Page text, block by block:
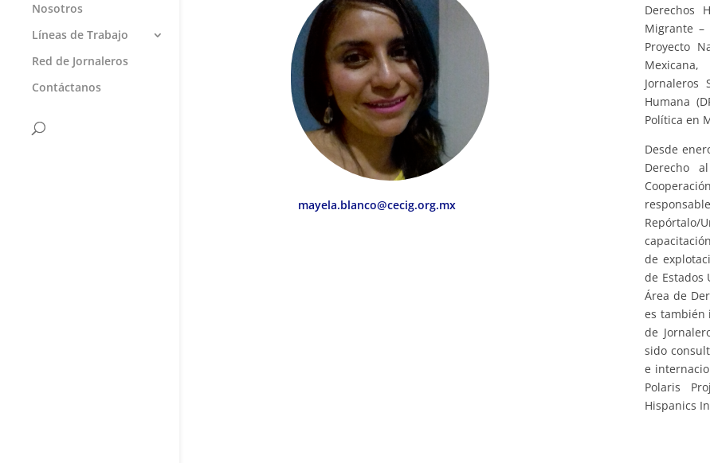
Nosotros
Líneas de Trabajo
Red de Jornaleros
Contáctanos
mayela.blanco@cecig.org.mx
Derechos
Migrante –
Proyecto
Jornaleros
Humana
Política en
Desde
Derecho
Repórtalo/
de
de Estados
Área de
es también
de
sido
e
Polaris
Hispanics